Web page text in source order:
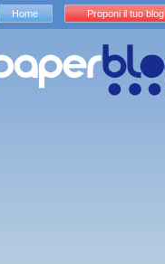
Home Proponi il tuo blog